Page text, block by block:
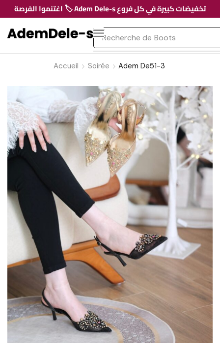
تخفيضات كبيرة في كل فروع Adem Dele-s 🏷️ اغتنموا الفرصة
Recherche de Boots
Accueil Soirée Adem De51-3